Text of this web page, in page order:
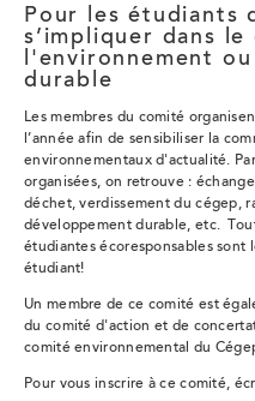
Pour les étudiants
s’impliquer dans le
l'environnement
durable
Les membres du comité
l’année afin de sensibiliser la
environnementaux d'actualité.
organisées, on retrouve :
déchet, verdissement du cégep,
développement durable, etc.
étudiantes écoresponsables sont
étudiant!
Un membre de ce comité est
du comité d'action et de
comité environnemental du
Pour vous inscrire à ce comité,